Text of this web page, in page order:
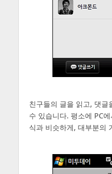
친구들의 글을 읽고, 댓
수 있습니다. 평소에 PC
식과 비슷하게, 대부분의